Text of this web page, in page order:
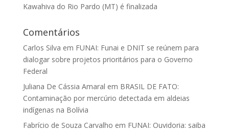
Kawahiva do Rio Pardo (MT) é finalizada
Comentários
Carlos Silva em FUNAI: Funai e DNIT se reúnem para
dialogar sobre projetos prioritários para o Governo
Federal
Juliana De Cássia Amaral em BRASIL DE FATO:
Contaminação por mercúrio detectada em aldeias
indígenas na Bolívia
Fabrício de Souza Carvalho em FUNAI: Ouvidoria: saiba